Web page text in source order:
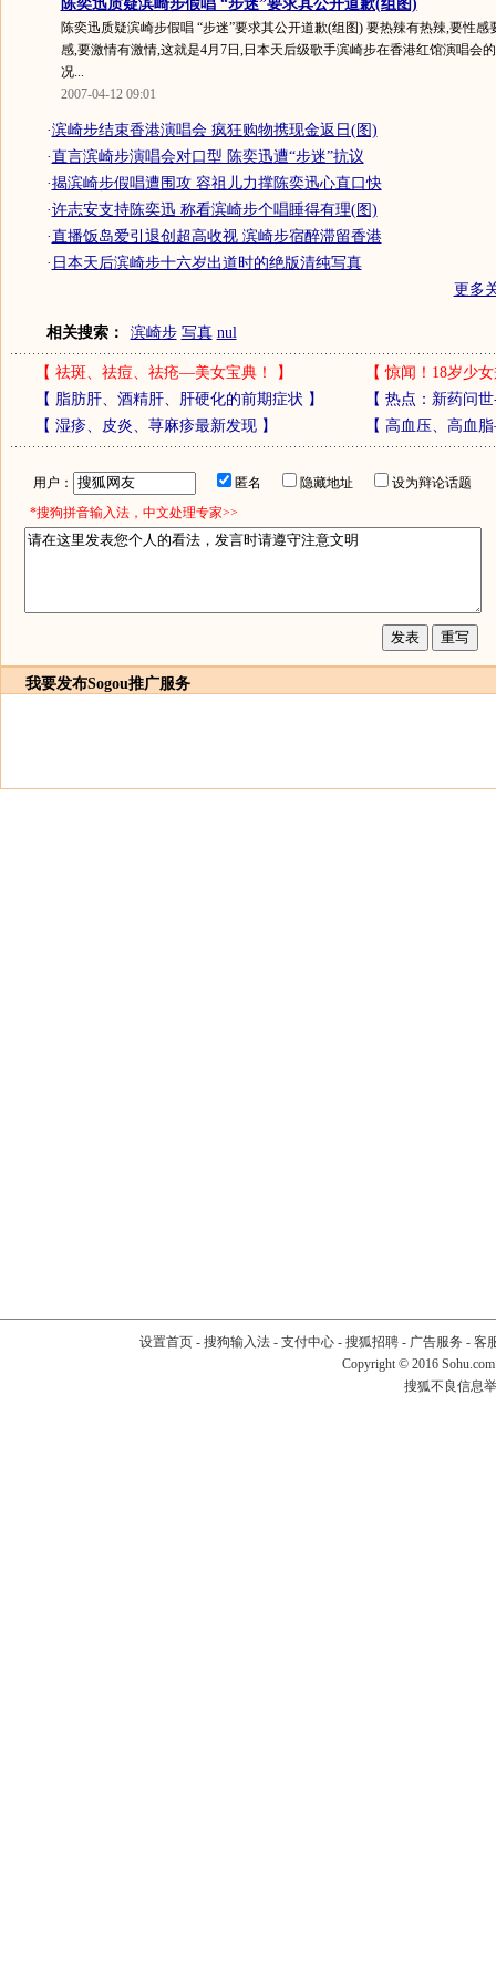
陈奕迅质疑滨崎步假唱 “步迷”要求其公开道歉(组图)
陈奕迅质疑滨崎步假唱 “步迷”要求其公开道歉(组图) 要热辣有热辣,要性感
感,要激情有激情,这就是4月7日,日本天后级歌手滨崎步在香港红馆演唱会
况...
2007-04-12 09:01
·滨崎步结束香港演唱会 疯狂购物携现金返日(图)
·直言滨崎步演唱会对口型 陈奕迅遭“步迷”抗议
·揭滨崎步假唱遭围攻 容祖儿力撑陈奕迅心直口快
·许志安支持陈奕迅 称看滨崎步个唱睡得有理(图)
·直播饭岛爱引退创超高收视 滨崎步宿醉滞留香港
· 日本天后滨崎步十六岁出道时的绝版清纯写真
更多
相关搜索： 滨崎步 写真 nul
【 祛斑、祛痘、祛疮—美女宝典！ 】 【惊闻！18岁少
【 脂肪肝、酒精肝、肝硬化的前期症状 】 【 热点：新药问
【 湿疹、皮炎、荨麻疹最新发现】 【 高血压、高血
用户： 匿名 隐藏地址
设为辩论话题
*搜狗拼音输入法，中文处理专家>>
我要发布Sogou推广服务
设置首页- 搜狗输入法- 支付中心- 搜狐招聘- 广告服务 - 客
Copyright © 2016
搜狐不良信息